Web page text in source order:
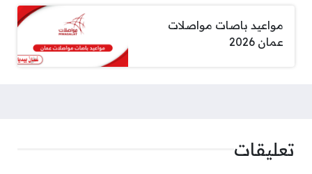
مواعيد باصات مواصلات
عمان 2026
تعليقات